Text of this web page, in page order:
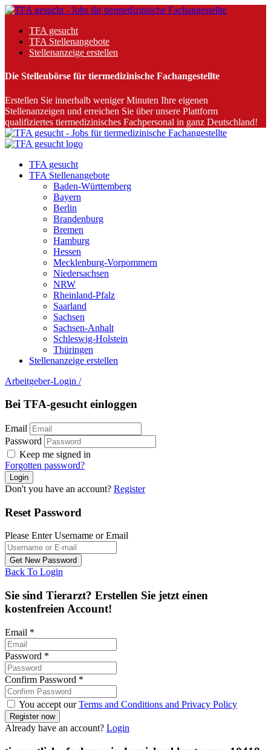
TFA gesucht
TFA Stellenangebote
Stellenanzeige erstellen
Die Stellenbörse für tiermedizinische Fachangestellte
Erstellen Sie innerhalb weniger Minuten Ihre eigenen
Stellenanzeigen und erreichen Sie über unsere Plattform
qualifiziertes tiermedizinisches Fachpersonal in ganz Deutschland!
TFA gesucht
TFA Stellenangebote
Baden-Württemberg
Bayern
Berlin
Brandenburg
Bremen
Hamburg
Hessen
Mecklenburg-Vorpommern
Niedersachsen
NRW
Rheinland-Pfalz
Saarland
Sachsen
Sachsen-Anhalt
Schleswig-Holstein
Thüringen
Stellenanzeige erstellen
Arbeitgeber-Login /
Bei TFA-gesucht einloggen
Email
Password
Keep me signed in
Forgotten password?
Don't you have an account? Register
Reset Password
Please Enter Username or Email
Back To Login
Sie sind Tierarzt? Erstellen Sie jetzt einen
kostenfreien Account!
Email *
Password *
Confirm Password *
You accept ourTerms and Conditions and Privacy Policy
Already have an account? Login